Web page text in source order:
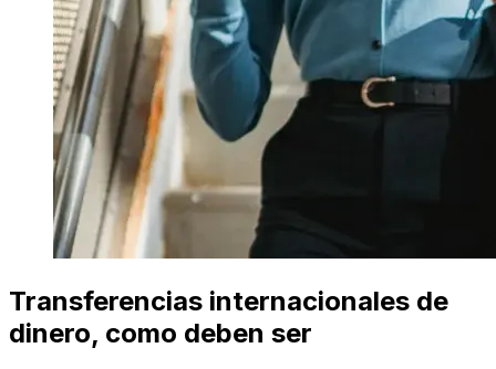
Transferencias internacionales de
dinero, como deben ser